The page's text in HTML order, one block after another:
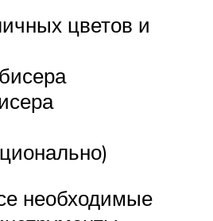
цветов и
необходимые